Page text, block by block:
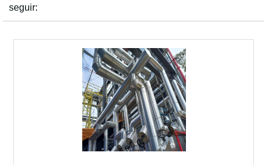
seguir: